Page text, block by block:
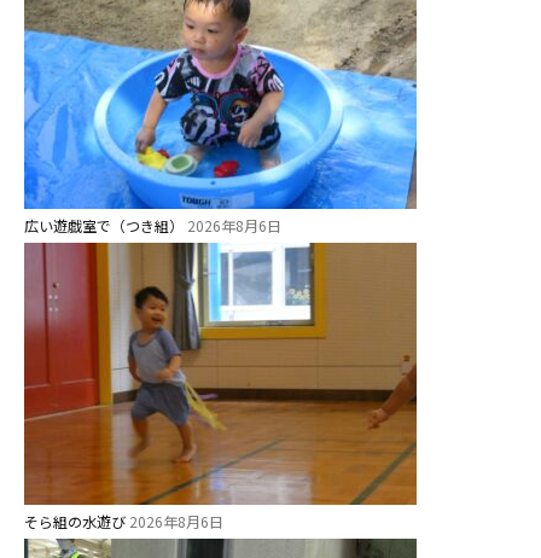
広い遊戯室で（つき組） 2026年8月6日
そら組の水遊び 2026年8月6日